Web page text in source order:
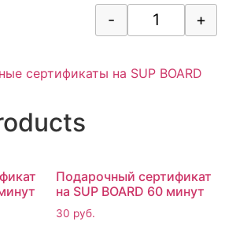
- +
сертификаты на SUP BOARD
Подарочный сертификат
на SUP BOARD 60 минут
30 руб.